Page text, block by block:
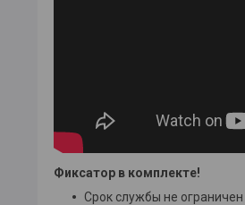
Фиксатор в комплекте!
Срок службы не ограничен